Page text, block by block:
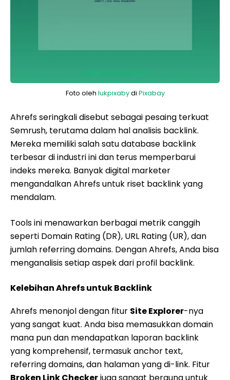
Foto oleh lukpixabydi Pixabay
Ahrefs seringkali disebut sebagai pesaing terkuat
Semrush, terutama dalam hal analisis backlink.
Mereka memiliki salah satu database backlink
terbesar di industri ini dan terus memperbarui
indeks mereka. Banyak digital marketer
mengandalkan Ahrefs untuk riset backlink yang
mendalam.
Tools ini menawarkan berbagai metrik canggih
seperti Domain Rating (DR), URL Rating (UR), dan
jumlah referring domains. Dengan Ahrefs, Anda bisa
menganalisis setiap aspek dari profil backlink.
Kelebihan Ahrefs untuk Backlink
Ahrefs menonjol dengan fitur Site Explorer-nya
yang sangat kuat. Anda bisa memasukkan domain
mana pun dan mendapatkan laporan backlink
yang komprehensif, termasuk anchor text,
referring domains, dan halaman yang di-link. Fitur